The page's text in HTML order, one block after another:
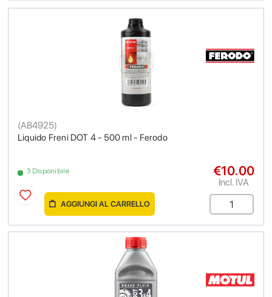
Liquido Freni DOT 4 - 500 ml - Ferodo
(AB4925)
3 Disponibile €10.00
Incl. IVA
AGGIUNGI AL CARRELLO